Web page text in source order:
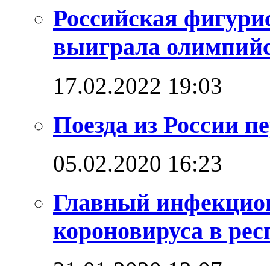
Российская
выиграла
17.02.2022 19:03
Поезда из России
05.02.2020 16:23
Главный
короновируса в